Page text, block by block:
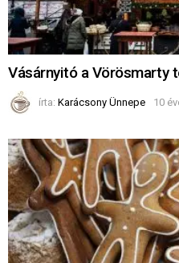
Vásárnyitó a Vörösmarty
írta: Karácsony Ünnepe 10